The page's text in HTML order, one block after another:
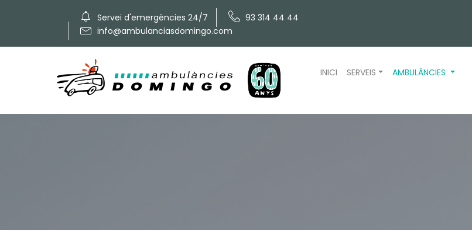
Servei d'emergències 24/7
93 314 44 44
info@ambulanciasdomingo.com
INICI SERVEIS AMBULÀNCIES